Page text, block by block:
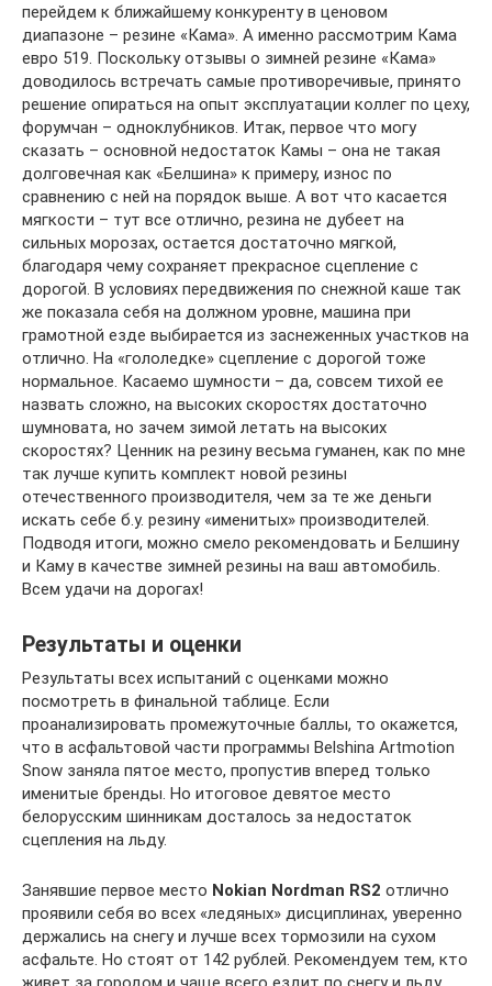
перейдем к ближайшему конкуренту в ценовом
диапазоне – резине «Кама». А именно рассмотрим Кама
евро 519. Поскольку отзывы о зимней резине «Кама»
доводилось встречать самые противоречивые, принято
решение опираться на опыт эксплуатации коллег по цеху,
форумчан – одноклубников. Итак, первое что могу
сказать – основной недостаток Камы – она не такая
долговечная как «Белшина» к примеру, износ по
сравнению с ней на порядок выше. А вот что касается
мягкости – тут все отлично, резина не дубеет на
сильных морозах, остается достаточно мягкой,
благодаря чему сохраняет прекрасное сцепление с
дорогой. В условиях передвижения по снежной каше так
же показала себя на должном уровне, машина при
грамотной езде выбирается из заснеженных участков на
отлично. На «гололедке» сцепление с дорогой тоже
нормальное. Касаемо шумности – да, совсем тихой ее
назвать сложно, на высоких скоростях достаточно
шумновата, но зачем зимой летать на высоких
скоростях? Ценник на резину весьма гуманен, как по мне
так лучше купить комплект новой резины
отечественного производителя, чем за те же деньги
искать себе б.у. резину «именитых» производителей.
Подводя итоги, можно смело рекомендовать и Белшину
и Каму в качестве зимней резины на ваш автомобиль.
Всем удачи на дорогах!
Результаты и оценки
Результаты всех испытаний с оценками можно
посмотреть в финальной таблице. Если
проанализировать промежуточные баллы, то окажется,
что в асфальтовой части программы Belshina Artmotion
Snow заняла пятое место, пропустив вперед только
именитые бренды. Но итоговое девятое место
белорусским шинникам досталось за недостаток
сцепления на льду.
Занявшие первое место Nokian Nordman RS2 отлично
проявили себя во всех «ледяных» дисциплинах, уверенно
держались на снегу и лучше всех тормозили на сухом
асфальте. Но стоят от 142 рублей. Рекомендуем тем, кто